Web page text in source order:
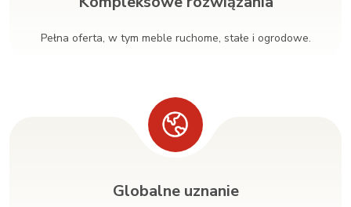
Pełna oferta, w tym meble ruchome, stałe i ogrodowe.
Globalne uznanie